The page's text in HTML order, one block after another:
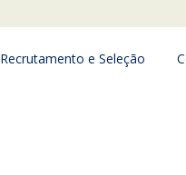
Recrutamento e Seleção